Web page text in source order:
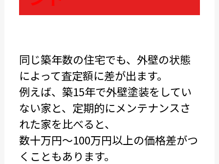
同じ築年数の住宅でも、外壁の状態
によって査定額に差が出ます。
例えば、築15年で外壁塗装をしてい
ない家と、定期的にメンテナンスさ
れた家を比べると、
数十万円〜100万円以上の価格差がつ
くこともあります。